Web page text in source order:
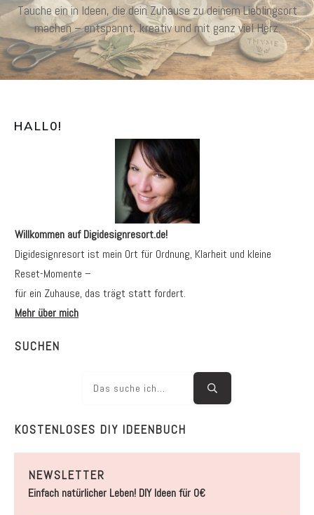
Tauche ein in Ideen, die dein Zuhause zu deinem Lieblingsort
machen – entspannt, kreativ und mit ganz viel Herz.
HALL0!
Willkommen auf Digidesignresort.de!
Digidesignresort ist mein Ort für Ordnung, Klarheit und kleine
Reset-Momente –
für ein Zuhause, das trägt statt fordert.
Mehr über mich
SUCHEN
KOSTENLOSES DIY IDEENBUCH
NEWSLETTER
Einfach natürlicher Leben! DIY Ideen für 0€